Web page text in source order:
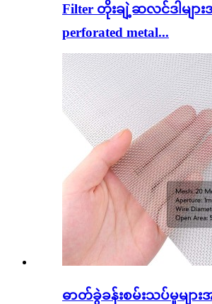
Filter တိုးချဲ့ဆလင်ဒါမျ
perforated metal...
ဓာတ်ခွဲခန်းစမ်းသပ်မှုမျ